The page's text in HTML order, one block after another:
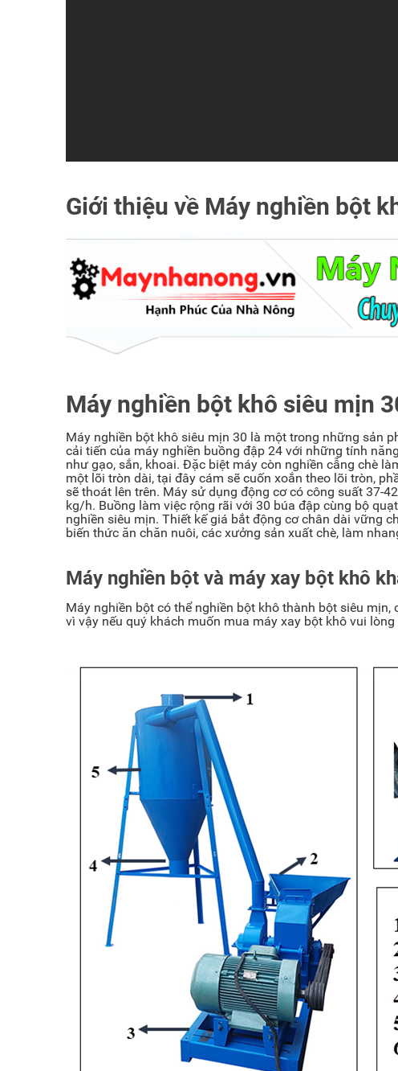
Giới thiệu về Máy nghiền bột
Máy nghiền bột khô siêu mịn
Máy nghiền bột khô siêu mịn 30 là một trong những sản
cải tiến của máy nghiền buồng đập 24 với những tính
như gạo, sắn, khoai. Đặc biệt máy còn nghiền cẫng chè
một lõi tròn dài, tại đây cám sẽ cuốn xoắn theo lõi tròn,
sẽ thoát lên trên. Máy sử dụng động cơ có công suất 37-
kg/h. Buồng làm việc rộng rãi với 30 búa đập cùng bộ
nghiền siêu mịn. Thiết kế giá bắt động cơ chân dài vững
biến thức ăn chăn nuôi, các xưởng sản xuất chè, làm
Máy nghiền bột và máy xay bột khô
Máy nghiền bột có thể nghiền bột khô thành bột siêu
vì vậy nếu quý khách muốn mua máy xay bột khô vui